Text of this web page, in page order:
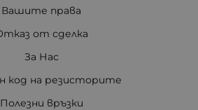
Вашите права
от сделка
За Нас
код на резисторите
Полезни връзки